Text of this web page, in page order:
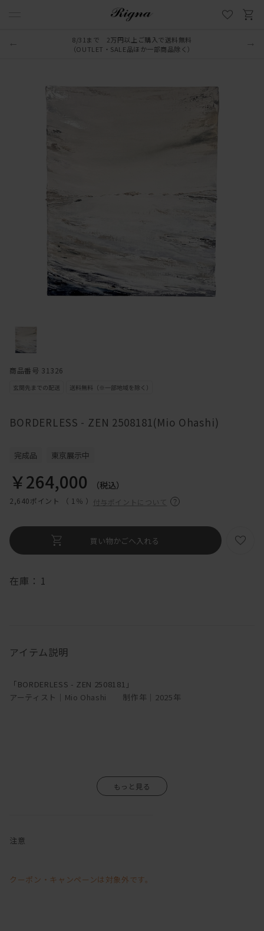
8/31まで 2万円以上ご購入で送料無料
（OUTLET・SALE品ほか一部商品除く）
BORDERLESS - ZEN 2508181(Mio Ohashi)
￥264,000 （税込）
2,640ポイント （ 1％ ） 付与ポイントについて
在庫： 1
完成品 東京展示中
アイテム説明
「BORDERLESS - ZEN 2508181」
アーティスト｜Mio Ohashi 制作年｜2025年
注意
クーポン・キャンペーンは対象外です。
商品番号 31326